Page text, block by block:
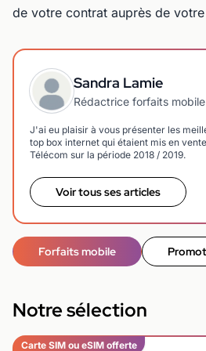
de votre contrat auprès de
Sandra Lamie
Rédactrice forfaits
J'ai eu plaisir à vous présenter les
top box internet qui étaient mis en
Télécom sur la période 2018 / 2019.
Voir tous ses articles
Forfaits mobile
Notre sélection
Carte SIM ou eSIM offerte